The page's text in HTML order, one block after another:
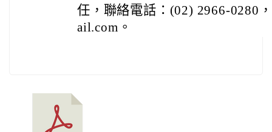
任，聯絡電話：(02) 2966-0280
ail.com。